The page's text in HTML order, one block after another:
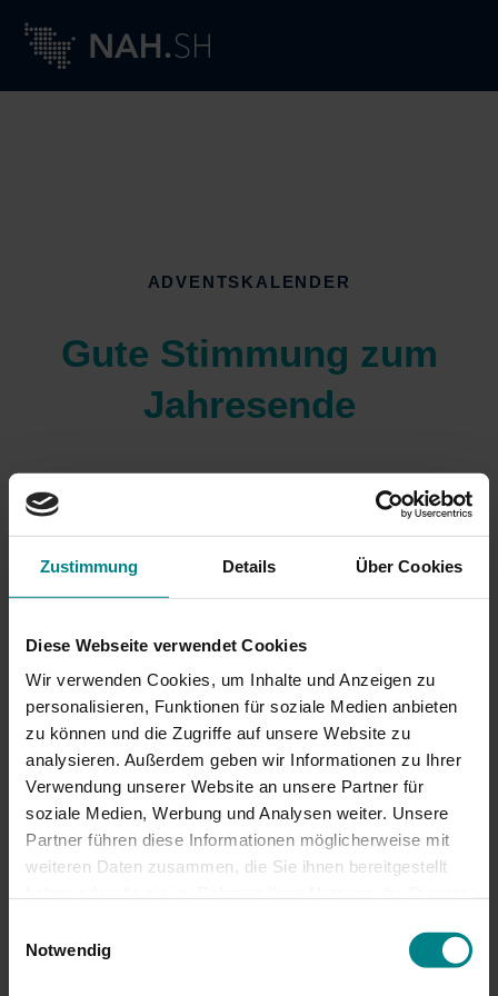
Zustimmung Details Über Cookies
Diese Webseite verwendet Cookies
Wir verwenden Cookies, um Inhalte und Anzeigen zu
personalisieren, Funktionen für soziale Medien anbieten
zu können und die Zugriffe auf unsere Website zu
analysieren. Außerdem geben wir Informationen zu Ihrer
Verwendung unserer Website an unsere Partner für
soziale Medien, Werbung und Analysen weiter. Unsere
Partner führen diese Informationen möglicherweise mit
weiteren Daten zusammen, die Sie ihnen bereitgestellt
Zustimmungen erteilen, willigen Sie auch in die
Übermittlung personenbezogener Daten in die USA ein.
Notwendig
ADVENTSKALENDER
Gute Stimmung zum
Jahresende
Im Dezember startete die NAH.SH erneut den
beliebten Adventskalender
auf ihren digitalen
Kanälen.
Von nachhaltigen Basteleien über Tipps vom Profi für
Weihnachtsgeschichte reichten die Überraschungen
hinter den Türchen.
Neu dabei:der NAH.SH-Eventbus, der für einige
Fahrgäste ein besonderes Dankeschön bereithielt. Mit
dem Kalender möchte sich die NAH.SH bei allen
Fahrgästen und Nahverkehrs­interessierten für das Jahr
2022 bedanken.